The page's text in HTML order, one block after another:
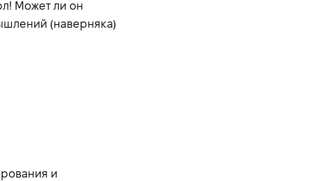
Может ли он
(наверняка)
и